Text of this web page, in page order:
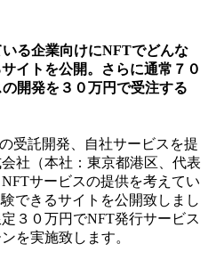
る企業向けにNFTでどんな
イトを公開。さらに通常７０
開発を３０万円で受注する
受託開発、自社サービスを提
社（本社：東京都港区、代表
サービスの提供を考えてい
できるサイトを公開致しまし
３０万円でNFT発行サービス
を実施致します。